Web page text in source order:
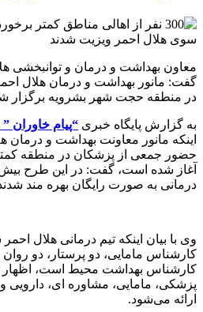
معاون بهداشت و درمان و توانبخشی
گفت: مانور بهداشت و درمان هلال
در منطقه حجت شهر بشرویه برگزار
به گزارش پایگاه خبری “پیام خاوران ”
اینکه مانور معاونت بهداشت و درمان
حضور جمعی از پزشکان در منطقه
درمانی به صورت رایگان بهره مند
وی با بیان اینکه تیم درمانی هلال
کارشناس مامایی، دو پرستار، دو
کارشناس بهداشت محیط است، اظهار
پزشکی، مامایی، مشاوره ای، دارویی
ارائه می‌شود.